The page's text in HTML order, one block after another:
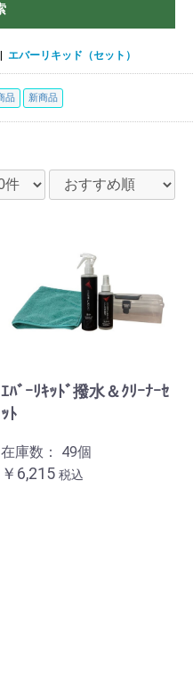
エバーリキッド（セット）
品 新商品
ｴﾊﾞｰﾘｷｯﾄﾞ撥水＆ｸﾘｰﾅｰｾ
ｯﾄ
在庫数： 49個
￥6,215